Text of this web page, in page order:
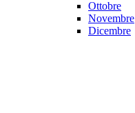
Ottobre
Novembre
Dicembre